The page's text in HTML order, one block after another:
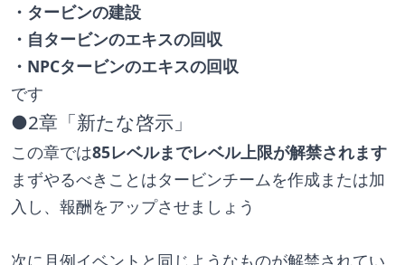
・タービンの建設
・自タービンのエキスの回収
・NPCタービンのエキスの回収
です
●2章「新たな啓示」
この章では85レベルまでレベル上限が解禁されます
まずやるべきことはタービンチームを作成または加
入し、報酬をアップさせましょう